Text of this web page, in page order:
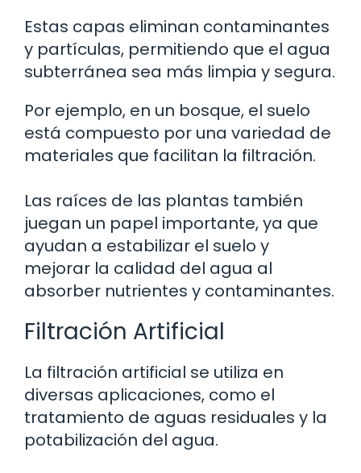
Estas capas eliminan contaminantes
y partículas, permitiendo que el agua
subterránea sea más limpia y segura.
Por ejemplo, en un bosque, el suelo
está compuesto por una variedad de
materiales que facilitan la filtración.
Las raíces de las plantas también
juegan un papel importante, ya que
ayudan a estabilizar el suelo y
mejorar la calidad del agua al
absorber nutrientes y contaminantes.
Filtración Artificial
La filtración artificial se utiliza en
diversas aplicaciones, como el
tratamiento de aguas residuales y la
potabilización del agua.